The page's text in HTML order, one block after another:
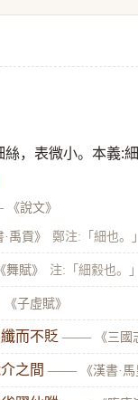
，表微小。本義:
《說文》
·禹貢》 鄭注:「細也。」
舞賦》 注:「細縠也。」
子虛賦》
而不貶 —— 《三國
之間 —— 《漢書·